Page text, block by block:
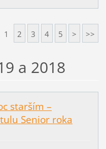
1 2 3 4 5 > >>
a 2018
starším –
Senior roka